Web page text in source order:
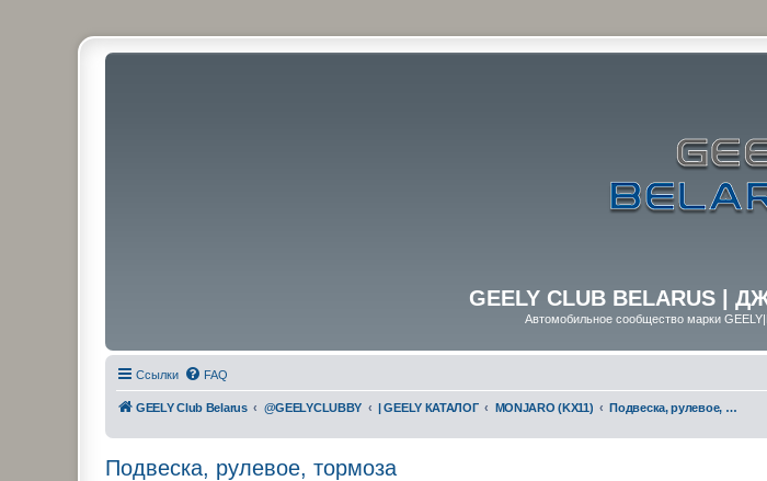
GEELY CLUB BELARUS |
Автомобильное сообщество марки
Ссылки FAQ
GEELY Club Belarus @GEELYCLUBBY | GEELY КАТАЛОГ MONJARO (KX11) Подвеска, рулевое, тормоза
Подвеска, рулевое, тормоза